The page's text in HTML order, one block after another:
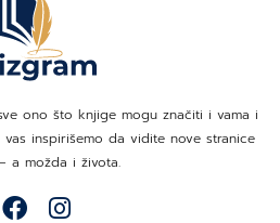
ono što knjige mogu značiti i vama i
inspirišemo da vidite nove stranice
a možda i života.
F
I